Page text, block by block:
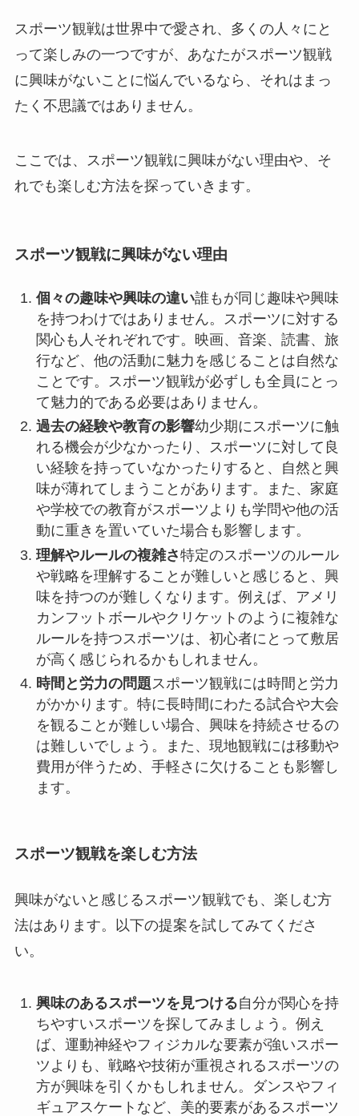
スポーツ観戦は世界中で愛され、多くの人々にと
って楽しみの一つですが、あなたがスポーツ観戦
に興味がないことに悩んでいるなら、それはまっ
たく不思議ではありません。
ここでは、スポーツ観戦に興味がない理由や、そ
れでも楽しむ方法を探っていきます。
スポーツ観戦に興味がない理由
個々の趣味や興味の違い誰もが同じ趣味や興味
を持つわけではありません。スポーツに対する
関心も人それぞれです。映画、音楽、読書、旅
行など、他の活動に魅力を感じることは自然な
ことです。スポーツ観戦が必ずしも全員にとっ
て魅力的である必要はありません。
過去の経験や教育の影響幼少期にスポーツに触
れる機会が少なかったり、スポーツに対して良
い経験を持っていなかったりすると、自然と興
味が薄れてしまうことがあります。また、家庭
や学校での教育がスポーツよりも学問や他の活
動に重きを置いていた場合も影響します。
理解やルールの複雑さ特定のスポーツのルール
や戦略を理解することが難しいと感じると、興
味を持つのが難しくなります。例えば、アメリ
カンフットボールやクリケットのように複雑な
ルールを持つスポーツは、初心者にとって敷居
が高く感じられるかもしれません。
時間と労力の問題スポーツ観戦には時間と労力
がかかります。特に長時間にわたる試合や大会
を観ることが難しい場合、興味を持続させるの
は難しいでしょう。また、現地観戦には移動や
費用が伴うため、手軽さに欠けることも影響し
ます。
スポーツ観戦を楽しむ方法
興味がないと感じるスポーツ観戦でも、楽しむ方
法はあります。以下の提案を試してみてくださ
い。
興味のあるスポーツを見つける自分が関心を持
ちやすいスポーツを探してみましょう。例え
ば、運動神経やフィジカルな要素が強いスポー
ツよりも、戦略や技術が重視されるスポーツの
方が興味を引くかもしれません。ダンスやフィ
ギュアスケートなど、美的要素があるスポーツ